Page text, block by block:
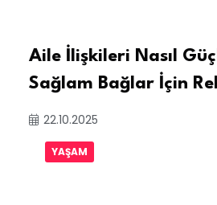
Aile İlişkileri Nasıl
Sağlam Bağlar İçin
22.10.2025
YAŞAM